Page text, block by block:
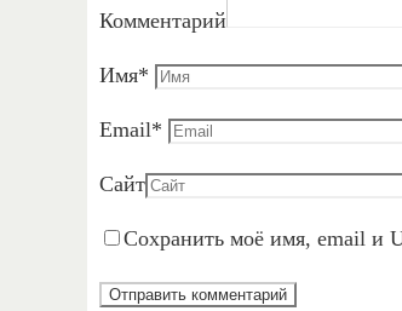
Комментарий
Имя*
Email*
Сайт
Сохранить моё имя, email и